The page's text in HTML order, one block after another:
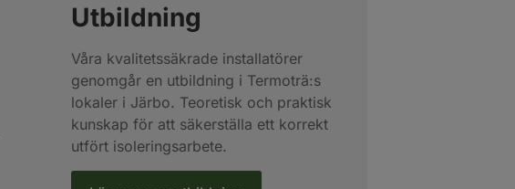
Utbildning
Våra kvalitetssäkrade installatörer
genomgår en utbildning i Termoträ:s
lokaler i Järbo. Teoretisk och praktisk
kunskap för att säkerställa ett korrekt
utfört isoleringsarbete.